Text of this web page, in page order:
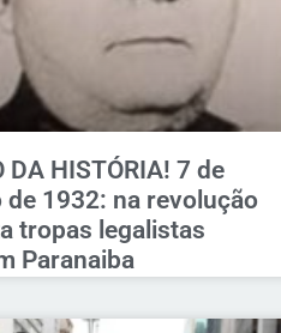
DA HISTÓRIA! 7 de
de 1932: na revolução
tropas legalistas
Paranaiba